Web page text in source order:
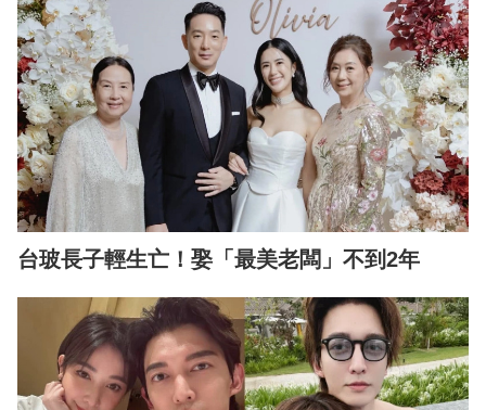
台玻長子輕生亡！娶「最美老闆」不到2年